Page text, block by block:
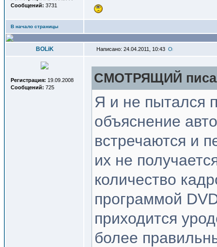
Сообщений: 3731
В начало страницы
BOLiK Написано: 24.04.2011, 10:43
Регистрация: 19.09.2008
Сообщений: 725
СМОТРЯЩИЙ
Я и не пытался
объяснение
встречаются и
их не
количество
программой
приходится
более